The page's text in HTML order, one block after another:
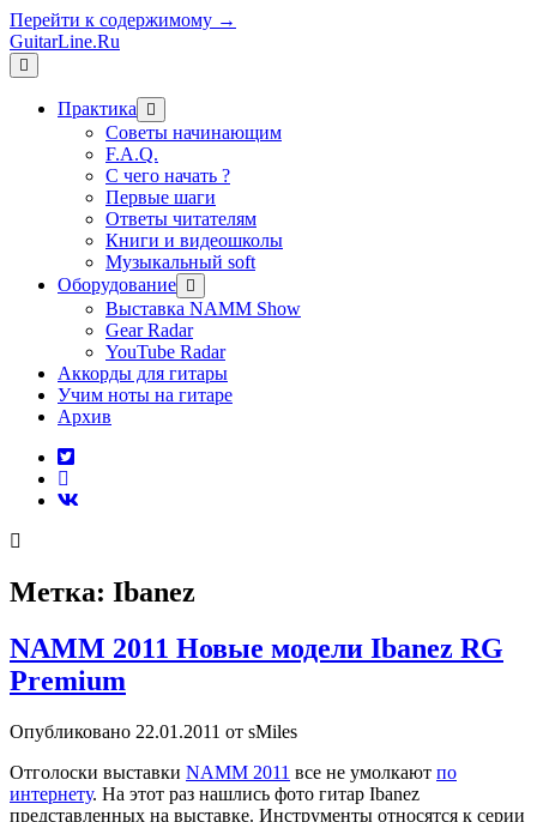
Перейти к содержимому →
GuitarLine.Ru
открыть
меню
Практика
открыть
меню
Советы начинающим
F.A.Q.
С чего начать ?
Первые шаги
Ответы читателям
Книги и видеошколы
Музыкальный soft
Оборудование открыть
меню
Выставка NAMM Show
Gear Radar
YouTube Radar
Аккорды для гитары
Учим ноты на гитаре
Архив
twitter
Метка: Ibanez
NAMM 2011 Новые модели Ibanez RG
Premium
Опубликовано 22.01.2011 от sMiles
Отголоски выставки NAMM 2011 все не умолкают по
интернету. На этот раз нашлись фото гитар Ibanez
представленных на выставке. Инструменты относятся к серии